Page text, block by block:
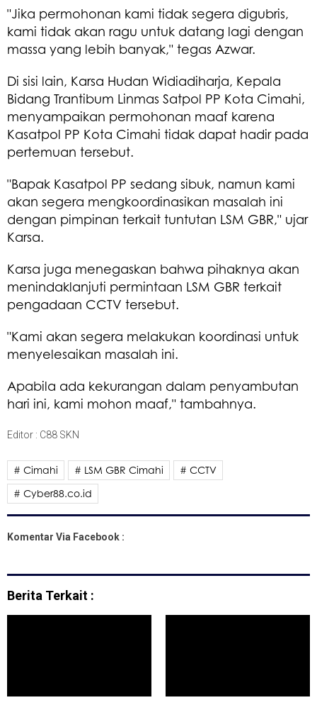
"Jika permohonan kami tidak segera digubris,
kami tidak akan ragu untuk datang lagi dengan
massa yang lebih banyak," tegas Azwar.
Di sisi lain, Karsa Hudan Widiadiharja, Kepala
Bidang Trantibum Linmas Satpol PP Kota Cimahi,
menyampaikan permohonan maaf karena
Kasatpol PP Kota Cimahi tidak dapat hadir pada
pertemuan tersebut.
"Bapak Kasatpol PP sedang sibuk, namun kami
akan segera mengkoordinasikan masalah ini
dengan pimpinan terkait tuntutan LSM GBR," ujar
Karsa.
Karsa juga menegaskan bahwa pihaknya akan
menindaklanjuti permintaan LSM GBR terkait
pengadaan CCTV tersebut.
"Kami akan segera melakukan koordinasi untuk
menyelesaikan masalah ini.
Apabila ada kekurangan dalam penyambutan
hari ini, kami mohon maaf," tambahnya.
Editor : C88 SKN
# Cimahi # LSM GBR Cimahi
# CCTV
# Cyber88.co.id
Komentar Via Facebook :
Berita Terkait :